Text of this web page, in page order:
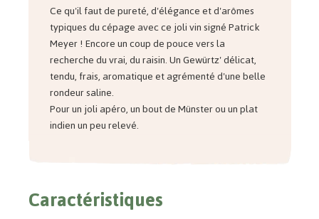
Ce qu'il faut de pureté, d'élégance et d'arômes
typiques du cépage avec ce joli vin signé Patrick
Meyer ! Encore un coup de pouce vers la
recherche du vrai, du raisin. Un Gewürtz' délicat,
tendu, frais, aromatique et agrémenté d'une belle
rondeur saline.
Pour un joli apéro, un bout de Münster ou un plat
indien un peu relevé.
Caractéristiques